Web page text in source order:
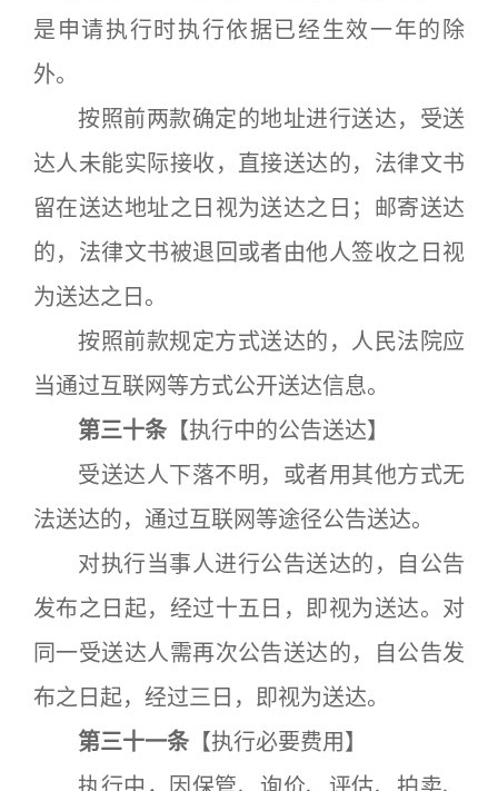
是申请执行时执行依据已经生效一年的除
外。
按照前两款确定的地址进行送达，受送
达人未能实际接收，直接送达的，法律文书
留在送达地址之日视为送达之日；邮寄送达
的，法律文书被退回或者由他人签收之日视
为送达之日。
按照前款规定方式送达的，人民法院应
当通过互联网等方式公开送达信息。
第三十条 【执行中的公告送达】
受送达人下落不明，或者用其他方式无
法送达的，通过互联网等途径公告送达。
对执行当事人进行公告送达的，自公告
发布之日起，经过十五日，即视为送达。对
同一受送达人需再次公告送达的，自公告发
布之日起，经过三日，即视为送达。
第三十一条 【执行必要费用】